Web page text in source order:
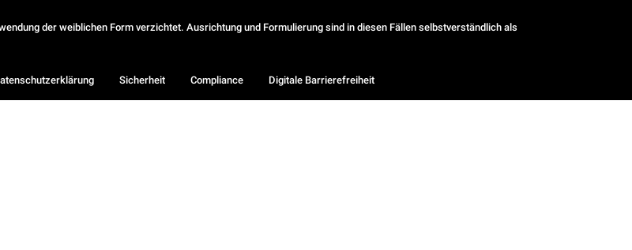
der weiblichen Form verzichtet. Ausrichtung und Formulierung sind in diesen Fällen selbstverständlich als
Sicherheit Compliance Digitale Barrierefreiheit